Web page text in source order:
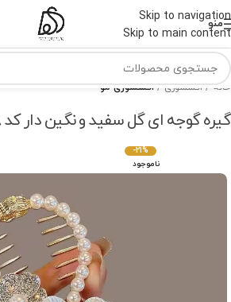
Skip to navigation
Skip to main content
منو
خانه اکسسوری اکسسوری مو
گیره گوجه ای گل سفید و نگین دار کد 418
-21%
ناموجود